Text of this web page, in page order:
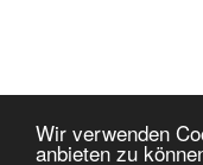
Wir verwenden
anbieten zu